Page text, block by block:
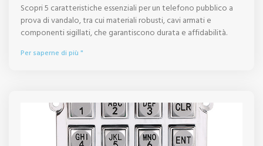
Scopri 5 caratteristiche essenziali per un telefono pubblico a
prova di vandalo, tra cui materiali robusti, cavi armati e
componenti sigillati, che garantiscono durata e affidabilità.
Per saperne di più "